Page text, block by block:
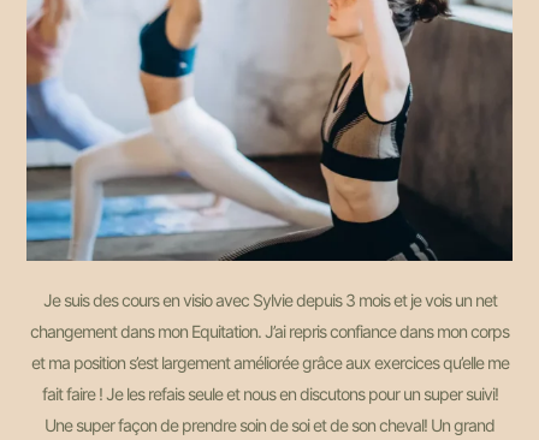
Je suis des cours en visio avec Sylvie depuis 3 mois et je vois un net
changement dans mon Equitation. J’ai repris confiance dans mon corps
et ma position s’est largement améliorée grâce aux exercices qu’elle me
fait faire ! Je les refais seule et nous en discutons pour un super suivi!
Une super façon de prendre soin de soi et de son cheval! Un grand